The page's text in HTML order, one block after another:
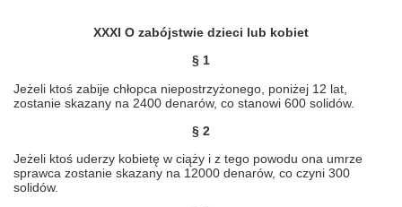
XXXI O zabójstwie dzieci lub kobiet
§ 1
Jeżeli ktoś zabije chłopca niepostrzyżonego , poniżej 12 lat,
zostanie skazany na 2400 denarów, co stanowi 600 solidów.
§ 2
Jeżeli ktoś uderzy kobietę w ciąży i z tego powodu ona umrze
sprawca zostanie skazany na 12000 denarów, co czyni 300
solidów.